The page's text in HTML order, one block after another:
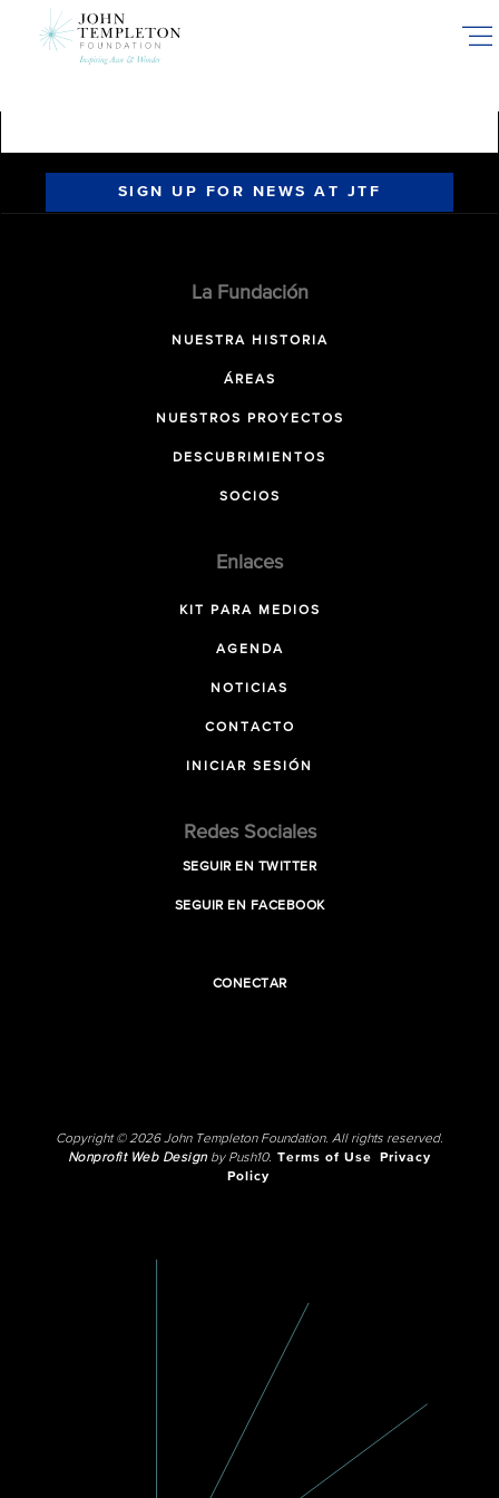
SIGN UP FOR NEWS AT JTF
La Fundación
NUESTRA HISTORIA
ÁREAS
NUESTROS PROYECTOS
DESCUBRIMIENTOS
SOCIOS
Enlaces
KIT PARA MEDIOS
AGENDA
NOTICIAS
CONTACTO
INICIAR SESIÓN
Redes Sociales
SEGUIR EN TWITTER
SEGUIR EN FACEBOOK
CONECTAR
Copyright © 2026 John Templeton Foundation. All rights reserved.
Nonprofit Web Designby Push10. Terms of Use
Privacy
Policy